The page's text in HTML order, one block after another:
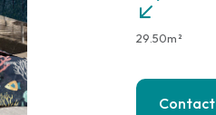
29.50m²